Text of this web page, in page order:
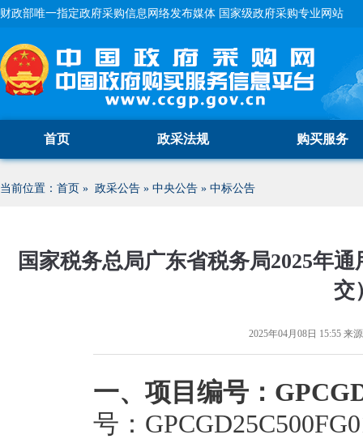
财政部唯一指定政府采购信息网络发布媒体 国家级政府采购专业网站
首页 政采法规 购买服务
当前位置： 首页 » 政采公告 » 中央公告 » 中标公告
国家税务总局广东省税务局2025年
交
2025年04月08日 15:55来
一、项目编号：
号：